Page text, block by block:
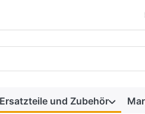
Sie tippen, erscheinen
Ersatzteile und Zubehör